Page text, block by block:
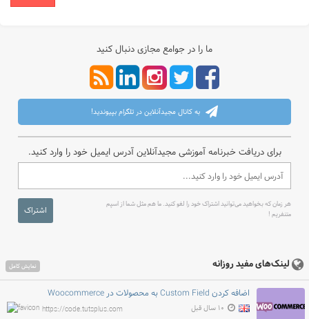
ما را در جوامع مجازی دنبال کنید
به کانال مجیدآنلاین در تلگرام بپیوندید!
برای دریافت خبرنامه آموزشی مجیدآنلاین آدرس ایمیل خود را وارد کنید.
هر زمان که بخواهید می‌توانید اشتراک خود را لغو کنید. ما هم مثل شما از اسپم
متنفریم !
اشتراک
لینک‌های مفید روزانه نمایش کامل
اضافه کردن Custom Field به محصولات در Woocommerce
https://code.tutsplus.com ۱۰ سال قبل